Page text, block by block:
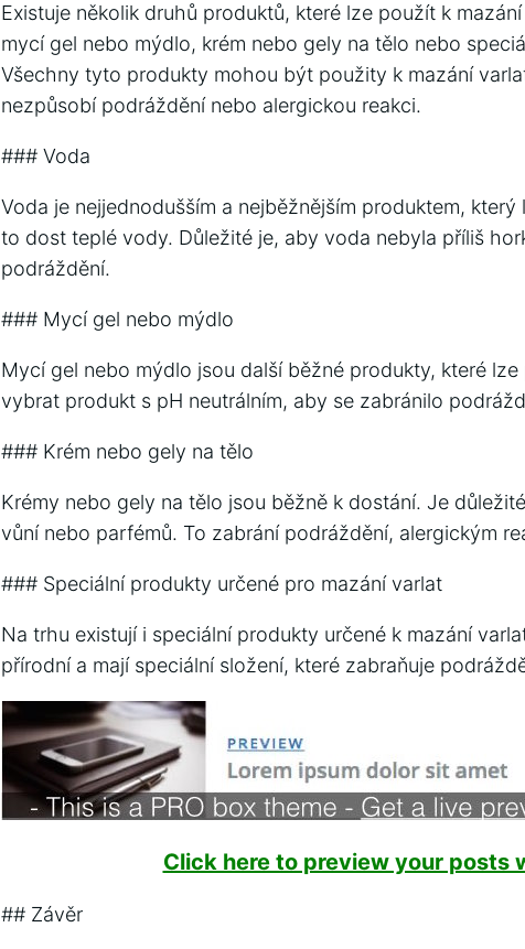
Existuje několik druhů produktů, které lze použít k
mycí gel nebo mýdlo, krém nebo gely na tělo nebo
Všechny tyto produkty mohou být použity k mazání
nezpůsobí podráždění nebo alergickou reakci.
### Voda
Voda je nejjednodušším a nejběžnějším produktem,
to dost teplé vody. Důležité je, aby voda nebyla příliš
podráždění.
### Mycí gel nebo mýdlo
Mycí gel nebo mýdlo jsou další běžné produkty, které
vybrat produkt s pH neutrálním, aby se zabránilo
### Krém nebo gely na tělo
Krémy nebo gely na tělo jsou běžně k dostání. Je
vůní nebo parfémů. To zabrání podráždění, alergickým
### Speciální produkty určené pro mazání varlat
Na trhu existují i speciální produkty určené k mazání
přírodní a mají speciální složení, které zabraňuje
Click here to preview your posts
## Závěr